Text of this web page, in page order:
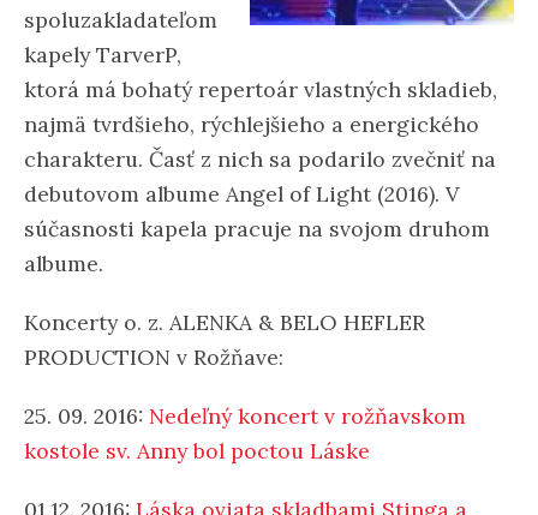
spoluzakladateľom
kapely TarverP,
ktorá má bohatý repertoár vlastných skladieb,
najmä tvrdšieho, rýchlejšieho a energického
charakteru. Časť z nich sa podarilo zvečniť na
debutovom albume Angel of Light (2016). V
súčasnosti kapela pracuje na svojom druhom
albume.
Koncerty o. z. ALENKA & BELO HEFLER
PRODUCTION v Rožňave:
25. 09. 2016: Nedeľný koncert v rožňavskom
kostole sv. Anny bol poctou Láske